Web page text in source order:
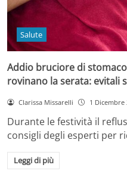
Salute
Addio bruciore di
rovinano la serata: evitali
Clarissa Missarelli 1 Dicembre
Durante le festività il
consigli degli esperti per
Leggi di più